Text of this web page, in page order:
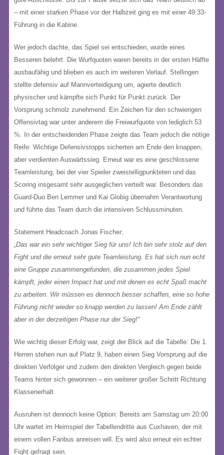
– mit einer starken Phase vor der Halbzeit ging es mit einer 49:33-
Führung in die Kabine.
Wer jedoch dachte, das Spiel sei entschieden, wurde eines
Besseren belehrt. Die Wurfquoten waren bereits in der ersten Hälfte
ausbaufähig und blieben es auch im weiteren Verlauf. Stellingen
stellte defensiv auf Mannverteidigung um, agierte deutlich
physischer und kämpfte sich Punkt für Punkt zurück. Der
Vorsprung schmolz zunehmend. Ein Zeichen für den schwierigen
Offensivtag war unter anderem die Freiwurfquote von lediglich 53
%. In der entscheidenden Phase zeigte das Team jedoch die nötige
Reife: Wichtige Defensivstopps sicherten am Ende den knappen,
aber verdienten Auswärtssieg. Erneut war es eine geschlossene
Teamleistung, bei der vier Spieler zweistelligpunkteten und das
Scoring insgesamt sehr ausgeglichen verteilt war. Besonders das
Guard-Duo Ben Lemmer und Kai Globig übernahm Verantwortung
und führte das Team durch die intensiven Schlussminuten.
Statement Headcoach Jonas Fischer:
„Das war ein sehr wichtiger Sieg für uns! Ich bin sehr stolz auf den
Fight und die erneut sehr gute Teamleistung. Es hat sich nun echt
eine Gruppe zusammengefunden, die zusammen jedes Spiel
kämpft, jeder einen Impact hat und mit denen es echt Spaß macht
zu arbeiten. Wir müssen es dennoch besser schaffen, eine so hohe
Führung nicht wieder so knapp werden zu lassen! Am Ende zählt
aber in der derzeitigen Phase nur der Sieg!“
Wie wichtig dieser Erfolg war, zeigt der Blick auf die Tabelle: Die 1.
Herren stehen nun auf Platz 9, haben einen Sieg Vorsprung auf die
direkten Verfolger und zudem den direkten Vergleich gegen beide
Teams hinter sich gewonnen – ein weiterer großer Schritt Richtung
Klassenerhalt.
Ausruhen ist dennoch keine Option: Bereits am Samstag um 20:00
Uhr wartet im Heimspiel der Tabellendritte aus Cuxhaven, der mit
einem vollen Fanbus anreisen will. Es wird also erneut ein echter
Fight gefragt sein.